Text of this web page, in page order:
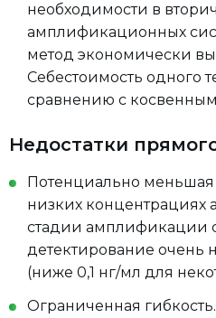
необходимости в
амплификационных
метод экономически
Себестоимость одного
сравнению с
Недостатки
Потенциально меньшая
низких концентрациях
стадии амплификации
детектирование очень
(ниже 0,1 нг/мл для
Ограниченная